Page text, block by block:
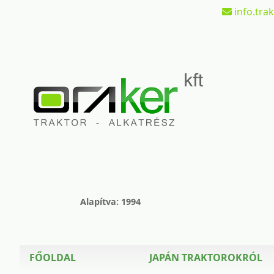
Alapítva: 1994
FŐOLDAL JAPÁN TRAKTOROKRÓL